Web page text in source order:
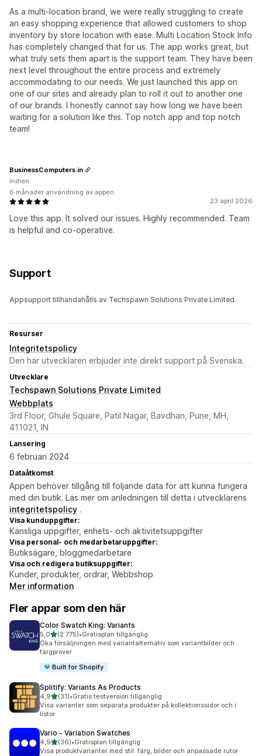
As a multi-location brand, we were really struggling to create
an easy shopping experience that allowed customers to shop
inventory by store location with ease. Multi Location Stock Info
has completely changed that for us. The app works great, but
what truly sets them apart is the support team. They have been
next level throughout the entire process and extremely
accommodating to our needs. We just launched this app on
one of our sites and already plan to roll it out to another one
of our brands. I honestly cannot say how long we have been
waiting for a solution like this. Top notch app and top notch
team!
23 april 2026
Love this app. It solved our issues. Highly recommended. Team
is helpful and co-operative.
BusinessComputers.in
Indien
6 månader användning av appen
Support
Appsupport tillhandahålls av Techspawn Solutions Private Limited.
Resurser
Integritetspolicy
Den här utvecklaren erbjuder inte direkt support på Svenska.
Utvecklare
Techspawn Solutions Private Limited
Webbplats
3rd Floor, Ghule Square, Patil Nagar, Bavdhan, Pune, MH,
411021, IN
Lansering
6 februari 2024
Dataåtkomst
Appen behöver tillgång till följande data för att kunna fungera
med din butik. Läs mer om anledningen till detta i utvecklarens
integritetspolicy .
Visa kunduppgifter:
Känsliga uppgifter, enhets- och aktivitetsuppgifter
Visa personal- och medarbetaruppgifter:
Butiksägare, bloggmedarbetare
Visa och redigera butiksuppgifter:
Kunder, produkter, ordrar, Webbshop
Mer information
Fler appar som den här
Color Swatch King: Variants
5,0av 5 stjärnor
(2 775)
2775 recensioner totalt
•Gratisplan tillgänglig
Öka försäljningen med variantalternativ som variantbilder och
färgprover
Built for Shopify
Splitify: Variants As Products
4,9av 5 stjärnor
(31)
31 recensioner totalt
•Gratis testversion tillgänglig
Visa varianter som separata produkter på kollektionssidor och i
listor
Vario ‑ Variation Swatches
4,9av 5 stjärnor
(36)
36 recensioner totalt
•Gratisplan tillgänglig
Visa produktvarianter med stil: färg, bilder och anpassade rutor